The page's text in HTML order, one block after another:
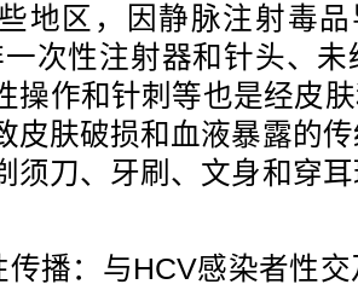
地区，因静脉注射毒
次性注射器和针头、
操作和针刺等也是经皮
皮肤破损和血液暴露的
须刀、牙刷、文身和穿
：与HCV感染者性交